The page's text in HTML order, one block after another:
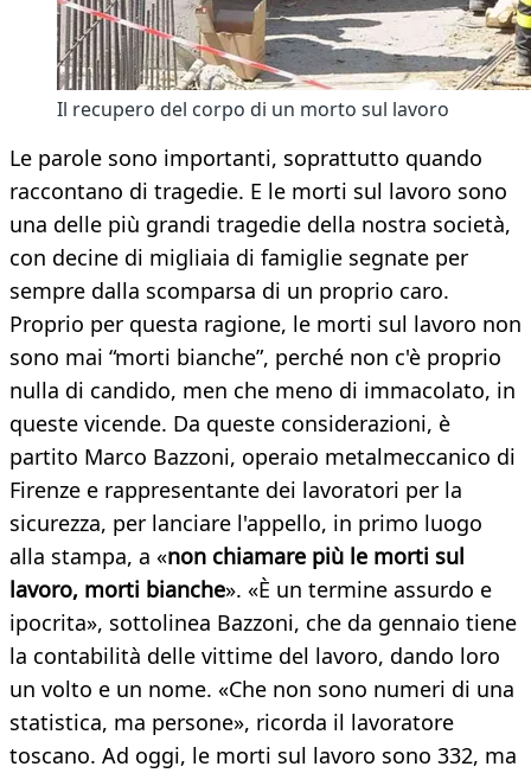
Il recupero del corpo di un morto sul lavoro
Le parole sono importanti, soprattutto quando
raccontano di tragedie. E le morti sul lavoro sono
una delle più grandi tragedie della nostra società,
con decine di migliaia di famiglie segnate per
sempre dalla scomparsa di un proprio caro.
Proprio per questa ragione, le morti sul lavoro non
sono mai “morti bianche”, perché non c'è proprio
nulla di candido, men che meno di immacolato, in
queste vicende. Da queste considerazioni, è
partito Marco Bazzoni, operaio metalmeccanico di
Firenze e rappresentante dei lavoratori per la
sicurezza, per lanciare l'appello, in primo luogo
alla stampa, a «non chiamare più le morti sul
lavoro, morti bianche». «È un termine assurdo e
ipocrita», sottolinea Bazzoni, che da gennaio tiene
la contabilità delle vittime del lavoro, dando loro
un volto e un nome. «Che non sono numeri di una
statistica, ma persone», ricorda il lavoratore
toscano. Ad oggi, le morti sul lavoro sono 332, ma